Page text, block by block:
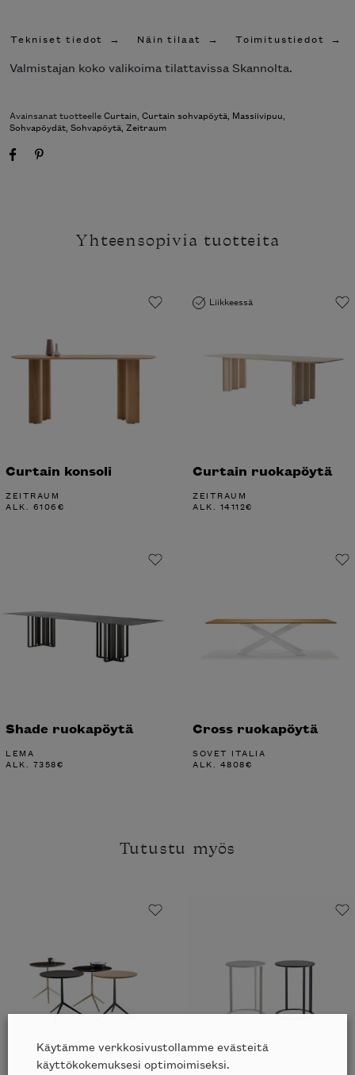
Tekniset tiedot Näin tilaat Toimitustiedot
Valmistajan koko valikoima tilattavissa Skannolta.
Avainsanat tuotteelleCurtain, Curtain sohvapöytä, Massiivipuu,
Sohvapöydät, Sohvapöytä, Zeitraum
Yhteensopivia tuotteita
Curtain konsoli
ZEITRAUM
ALK. 6106€
Liikkeessä
Curtain ruokapöytä
ZEITRAUM
ALK. 14112€
Shade ruokapöytä
LEMA
ALK. 7358€
Cross ruokapöytä
SOVET ITALIA
ALK. 4808€
Tutustu myös
Käytämme verkkosivustollamme evästeitä
käyttökokemuksesi optimoimiseksi.